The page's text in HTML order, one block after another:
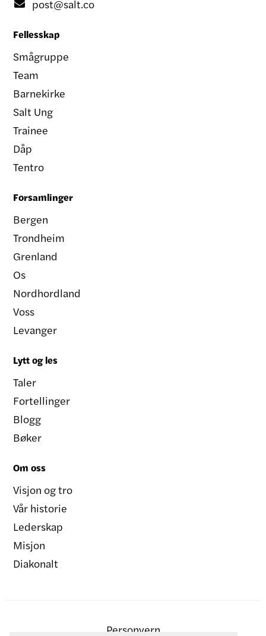
 post@salt.co
Fellesskap
Smågruppe
Team
Barnekirke
Salt Ung
Trainee
Dåp
Tentro
Forsamlinger
Bergen
Trondheim
Grenland
Os
Nordhordland
Voss
Levanger
Lytt og les
Taler
Fortellinger
Blogg
Bøker
Om oss
Visjon og tro
Vår historie
Lederskap
Misjon
Diakonalt
Personvern